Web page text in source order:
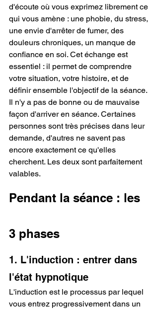
d'écoute où vous exprimez librement ce
qui vous amène : une phobie, du stress,
une envie d'arrêter de fumer, des
douleurs chroniques, un manque de
confiance en soi. Cet échange est
essentiel : il permet de comprendre
votre situation, votre histoire, et de
définir ensemble l'objectif de la séance.
Il n'y a pas de bonne ou de mauvaise
façon d'arriver en séance. Certaines
personnes sont très précises dans leur
demande, d'autres ne savent pas
encore exactement ce qu'elles
cherchent. Les deux sont parfaitement
valables.
Pendant la séance : les
3 phases
1. L'induction : entrer dans
l'état hypnotique
L'induction est le processus par lequel
vous entrez progressivement dans un